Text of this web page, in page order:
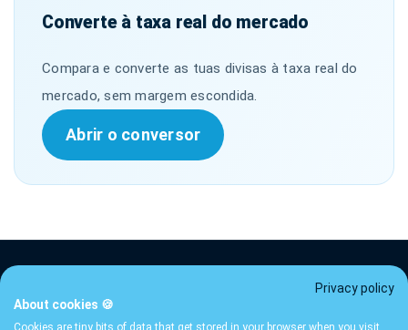
Converte à taxa real do mercado
Compara e converte as tuas divisas à taxa real do
mercado, sem margem escondida.
Abrir o conversor
Tarifas Termos
Privacy policy
About cookies 🍪
Cookies are tiny bits of data that get stored in your browser when you visit